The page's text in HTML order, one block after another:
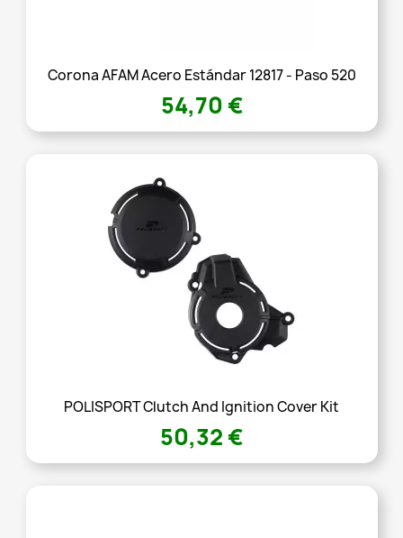
Corona AFAM Acero Estándar 12817 - Paso 520
54,70 €
POLISPORT Clutch And Ignition Cover Kit
50,32 €